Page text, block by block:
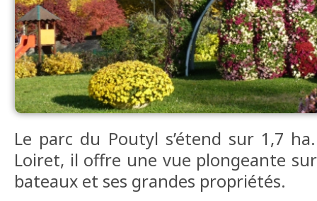
Le parc du Poutyl s’étend sur 1,7
Loiret, il offre une vue plongeante
bateaux et ses grandes propriétés.